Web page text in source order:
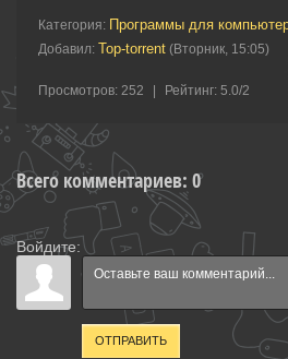
Категория: Программы для
Добавил: Top-torrent (Вторник, 15:05)
Просмотров: 252 Рейтинг: 5.0/2
Всего комментариев: 0
Войдите:
ОТПРАВИТЬ